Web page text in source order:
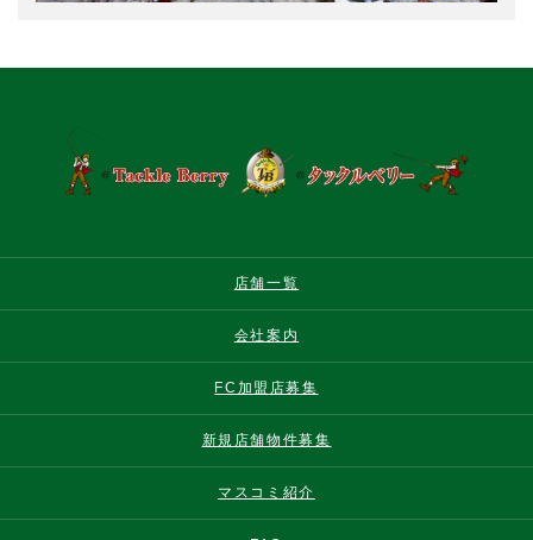
店舗一覧
会社案内
FC加盟店募集
新規店舗物件募集
マスコミ紹介